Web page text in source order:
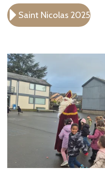
Saint Nicolas 2025